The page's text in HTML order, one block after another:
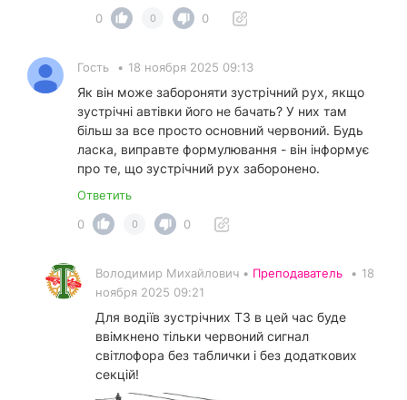
0 0 0
Гость • 18 ноября 2025 09:13
Як він може забороняти зустрічний рух, якщо
зустрічні автівки його не бачать? У них там
більш за все просто основний червоний. Будь
ласка, виправте формулювання - він інформує
про те, що зустрічний рух заборонено.
Ответить
0
0 0
Володимир Михайлович • Преподаватель • 18
ноября 2025 09:21
Для водіїв зустрічних ТЗ в цей час буде
ввімкнено тільки червоний сигнал
світлофора без таблички і без додаткових
секцій!